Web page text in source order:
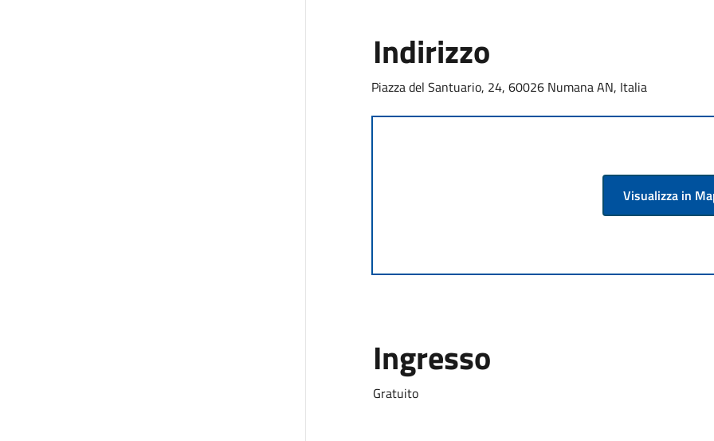
Indirizzo
Piazza del Santuario, 24, 60026 Numana AN, Italia
Visualizza in
Ingresso
Gratuito